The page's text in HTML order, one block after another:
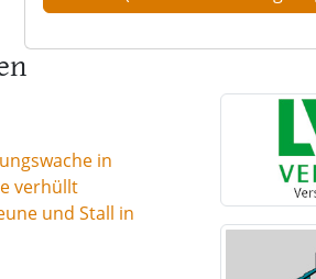
in
verhüllt
und Stall in